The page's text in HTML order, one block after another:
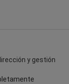
y gestión